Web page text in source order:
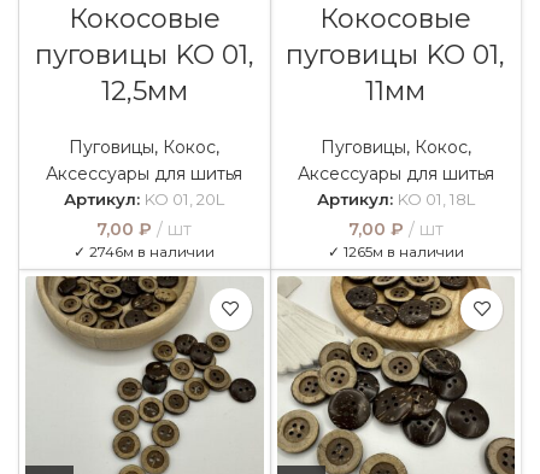
Кокосовые
пуговицы KO 01,
12,5мм
Пуговицы, Кокос,
Аксессуары для шитья
Артикул: KO 01, 20L
7,00₽ шт
✓ 2746м в наличии
Кокосовые
пуговицы KO 01,
11мм
Пуговицы, Кокос,
Аксессуары для шитья
Артикул: KO 01, 18L
7,00 ₽ шт
✓ 1265м в наличии